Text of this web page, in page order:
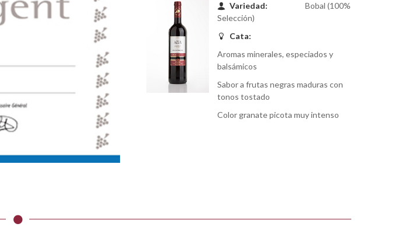
Variedad:
Bobal (100%
Selección)
Cata:
Aromas minerales, especiados y
balsámicos
Sabor a frutas negras maduras con
tonos tostado
Color granate picota muy intenso